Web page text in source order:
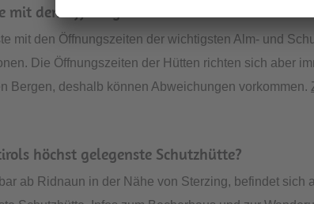
mit den Öffnungzseiten der Hütten?
mit den Öffnungszeiten der wichtigsten Alm- und
Die Öffnungszeiten der Hütten richten sich aber
Bergen, deshalb können Abweichungen vorkommen.
höchst gelegenste Schutzhütte?
ab Ridnaun in der Nähe von Sterzing, befindet sich